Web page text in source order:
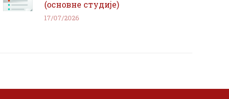
(основне студије)
17/07/2026